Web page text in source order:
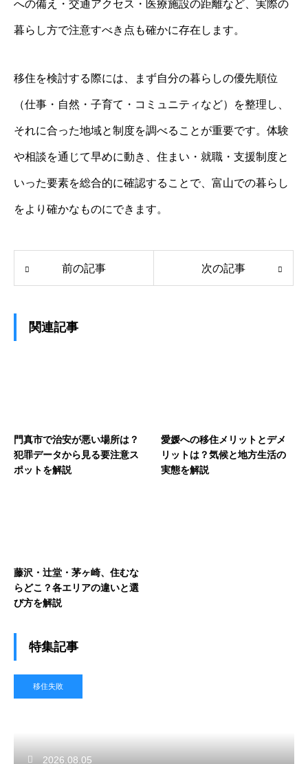
への備え・交通アクセス・医療施設の距離など、実際の
暮らし方で注意すべき点も確かに存在します。
移住を検討する際には、まず自分の暮らしの優先順位
（仕事・自然・子育て・コミュニティなど）を整理し、
それに合った地域と制度を調べることが重要です。体験
や相談を通じて早めに動き、住まい・就職・支援制度と
いった要素を総合的に確認することで、富山での暮らし
をより確かなものにできます。
前の記事 次の記事
関連記事
門真市で治安が悪い場所は？
犯罪データから見る要注意ス
ポットを解説
愛媛への移住メリットとデメ
リットは？気候と地方生活の
実態を解説
藤沢・辻堂・茅ヶ崎、住むな
らどこ？各エリアの違いと選
び方を解説
特集記事
移住失敗
2026.08.05